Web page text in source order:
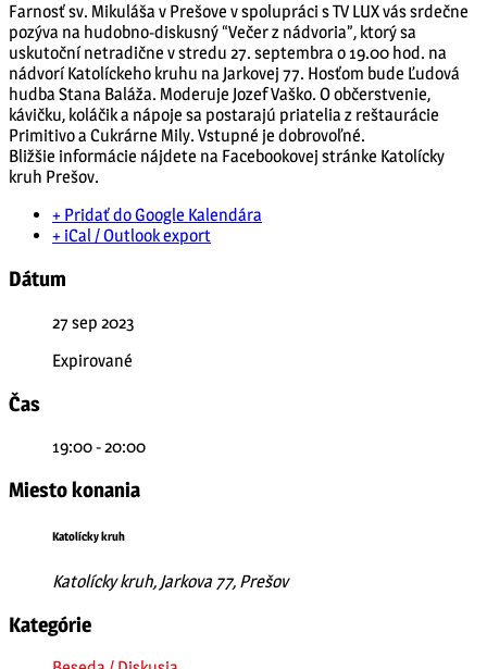
Farnosť sv. Mikuláša v Prešove v spolupráci s TV LUX vás srdečne
pozýva na hudobno-diskusný “Večer z nádvoria”, ktorý sa
uskutoční netradične v stredu 27. septembra o 19.00 hod. na
nádvorí Katolíckeho kruhu na Jarkovej 77. Hosťom bude Ľudová
hudba Stana Baláža. Moderuje Jozef Vaško. O občerstvenie,
kávičku, koláčik a nápoje sa postarajú priatelia z reštaurácie
Primitivo a Cukrárne Mily. Vstupné je dobrovoľné.
Bližšie informácie nájdete na Facebookovej stránke Katolícky
kruh Prešov.
+ Pridať do Google Kalendára
+ iCal / Outlook export
Dátum
27 sep 2023
Expirované
Čas
19:00 - 20:00
Miesto konania
Katolícky kruh
Katolícky kruh, Jarkova 77, Prešov
Kategórie